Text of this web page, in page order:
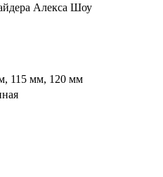
Алекса Шоу
115 мм, 120 мм